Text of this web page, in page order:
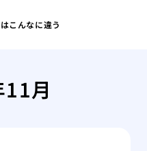
こんなに違う
月